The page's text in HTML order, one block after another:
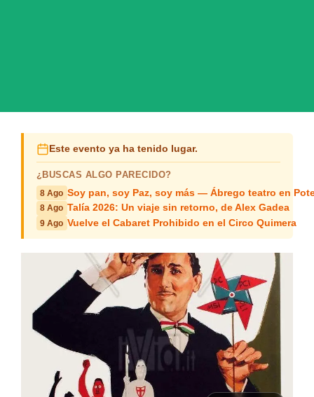
Este evento ya ha tenido lugar.
¿BUSCAS ALGO PARECIDO?
8 Ago Soy pan, soy Paz, soy más — Ábrego teatro en
8 Ago Talía 2026: Un viaje sin retorno, de Alex Gadea
9 Ago Vuelve el Cabaret Prohibido en el Circo Quimera